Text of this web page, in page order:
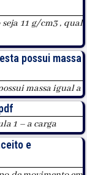
11 g/cm3 , qual
possui massa
massa igual a
1 – a carga
e